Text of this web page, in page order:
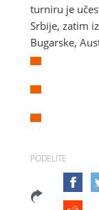
turniru je
Srbije, zatim
Bugarske,
PODELITE